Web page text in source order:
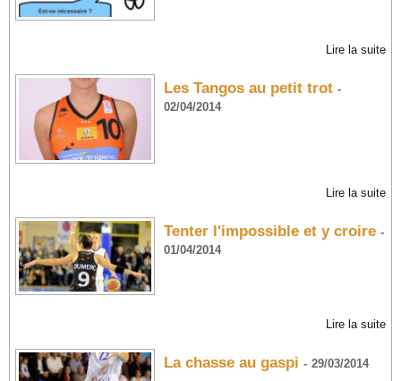
Lire la suite
Les Tangos au petit trot -
02/04/2014
Lire la suite
Tenter l'impossible et y croire -
01/04/2014
Lire la suite
La chasse au gaspi - 29/03/2014